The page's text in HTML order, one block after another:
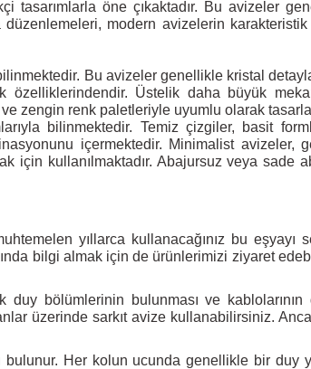
tasarımlarla öne çıkaktadır. Bu avizeler
modern avizelerin
bilinmektedir. Bu avizeler genellikle kristal
özelliklerindendir. Üstelik daha büyük
zengin renk paletleriyle uyumlu olarak
bilinmektedir. Temiz çizgiler, basit
içermektedir. Minimalist avizeler,
için kullanılmaktadır. Abajursuz veya
yıllarca kullanacağınız bu
bilgi almak için de ürünlerimizi ziyaret
bölümlerinin bulunması ve
üzerinde sarkıt avize kullanabilirsiniz.
bulunur. Her kolun ucunda genellikle bir